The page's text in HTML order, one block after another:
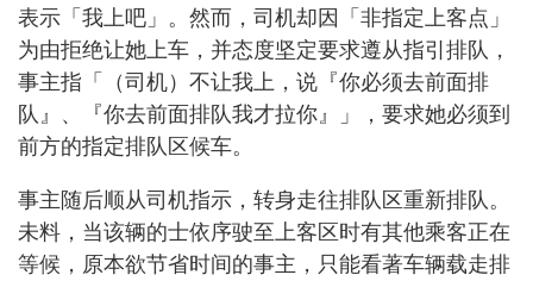
表示「我上吧」。然而，司机却因「非指定上客点」
为由拒绝让她上车，并态度坚定要求遵从指引排队，
事主指「（司机）不让我上，说『你必须去前面排
队』、『你去前面排队我才拉你』」，要求她必须到
前方的指定排队区候车。
事主随后顺从司机指示，转身走往排队区重新排队。
未料，当该辆的士依序驶至上客区时有其他乘客正在
等候，原本欲节省时间的事主，只能看著车辆载走排